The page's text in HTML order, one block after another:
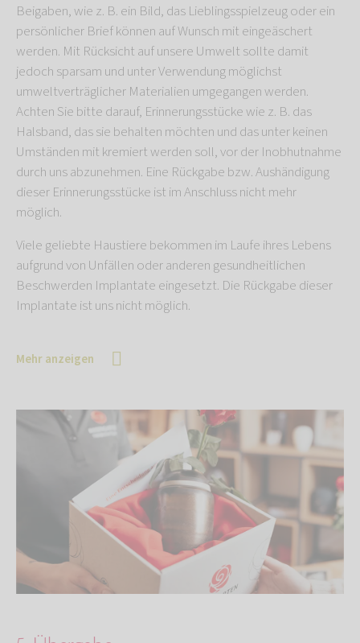
Beigaben, wie z. B. ein Bild, das Lieblingsspielzeug oder ein
persönlicher Brief können auf Wunsch mit eingeäschert
werden. Mit Rücksicht auf unsere Umwelt sollte damit
jedoch sparsam und unter Verwendung möglichst
umweltverträglicher Materialien umgegangen werden.
Achten Sie bitte darauf, Erinnerungsstücke wie z. B. das
Halsband, das sie behalten möchten und das unter keinen
Umständen mit kremiert werden soll, vor der Inobhutnahme
durch uns abzunehmen. Eine Rückgabe bzw. Aushändigung
dieser Erinnerungsstücke ist im Anschluss nicht mehr
möglich.
Viele geliebte Haustiere bekommen im Laufe ihres Lebens
aufgrund von Unfällen oder anderen gesundheitlichen
Beschwerden Implantate eingesetzt. Die Rückgabe dieser
Implantate ist uns nicht möglich.
Mehr anzeigen